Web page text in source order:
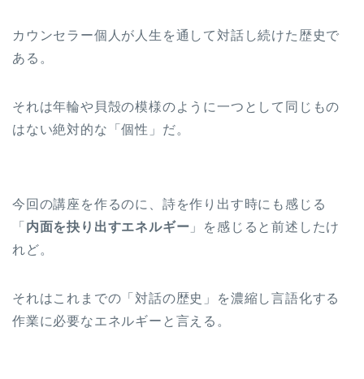
カウンセラー個人が人生を通して対話し続けた歴史で
ある。
それは年輪や貝殻の模様のように一つとして同じもの
はない絶対的な「個性」だ。
今回の講座を作るのに、詩を作り出す時にも感じる
「 内面を抉り出すエネルギー 」を感じると前述したけ
れど。
それはこれまでの「対話の歴史」を濃縮し言語化する
作業に必要なエネルギーと言える。